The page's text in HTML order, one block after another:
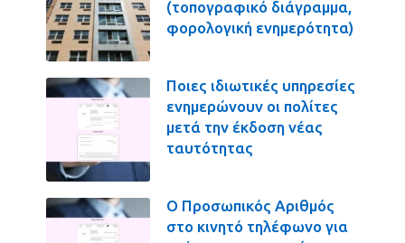
(τοπογραφικό διάγραμμα,
φορολογική ενημερότητα)
Ποιες ιδιωτικές υπηρεσίες
ενημερώνουν οι πολίτες
μετά την έκδοση νέας
ταυτότητας
Ο Προσωπικός Αριθμός
στο κινητό τηλέφωνο για